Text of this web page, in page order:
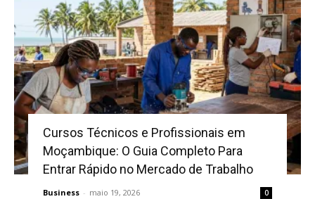
Cursos Técnicos e Profissionais em
Moçambique: O Guia Completo Para
Entrar Rápido no Mercado de Trabalho
Business - maio 19, 2026 0